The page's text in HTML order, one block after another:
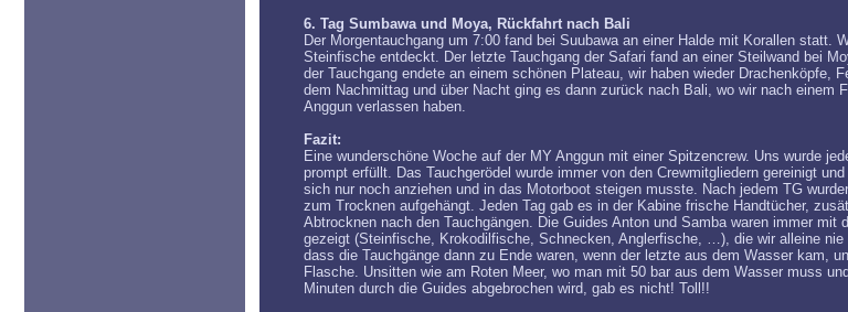
6. Tag Sumbawa und Moya, Rückfahrt nach Bali
Der Morgentauchgang um 7:00 fand bei Suubawa an einer Halde mit Korallen statt.
Steinfische entdeckt. Der letzte Tauchgang der Safari fand an einer Steilwand bei
der Tauchgang endete an einem schönen Plateau, wir haben wieder Drachenköpfe,
dem Nachmittag und über Nacht ging es dann zurück nach Bali, wo wir nach einem
Anggun verlassen haben.
Fazit:
Eine wunderschöne Woche auf der MY Anggun mit einer Spitzencrew. Uns wurde
prompt erfüllt. Das Tauchgerödel wurde immer von den Crewmitgliedern gereinigt
sich nur noch anziehen und in das Motorboot steigen musste. Nach jedem TG
zum Trocknen aufgehängt. Jeden Tag gab es in der Kabine frische Handtücher,
Abtrocknen nach den Tauchgängen. Die Guides Anton und Samba waren immer mit
gezeigt (Steinfische, Krokodilfische, Schnecken, Anglerfische, …), die wir alleine nie
dass die Tauchgänge dann zu Ende waren, wenn der letzte aus dem Wasser kam,
Flasche. Unsitten wie am Roten Meer, wo man mit 50 bar aus dem Wasser muss
Minuten durch die Guides abgebrochen wird, gab es nicht! Toll!!